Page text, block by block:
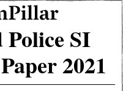
SI
2021